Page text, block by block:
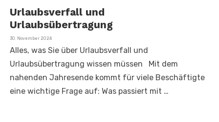
Urlaubsverfall und
Urlaubsübertragung
Veröffentlicht
30. November 2024
Alles, was Sie über Urlaubsverfall und
Urlaubsübertragung wissen müssen Mit dem
nahenden Jahresende kommt für viele Beschäftigte
eine wichtige Frage auf: Was passiert mit …